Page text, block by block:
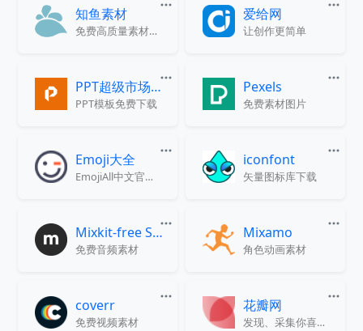
知鱼素材
免费高质量素材商用下载
爱给网
让创作更简单
PPT超级市场官网
PPT模板免费下载
Pexels
免费素材图片
Emoji大全
EmojiAll中文官方网站
iconfont
矢量图标库下载
Mixkit-free Sound
免费音频素材
Mixamo
角色动画素材
coverr
免费视频素材
花瓣网
发现、采集你喜欢的一切